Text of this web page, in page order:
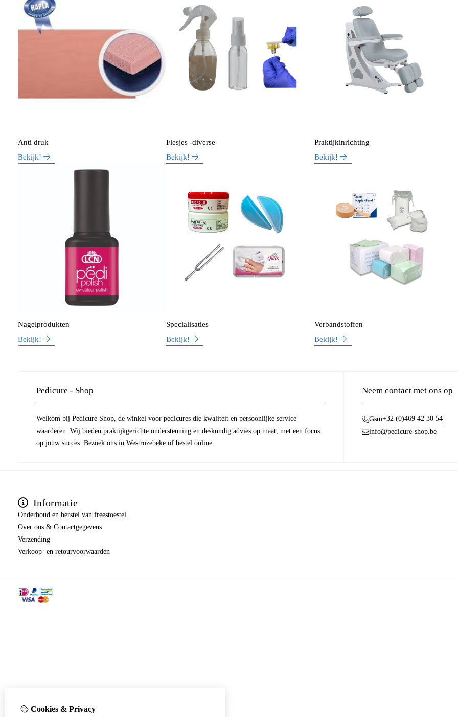
Anti druk
Bekijk!
Flesjes -diverse
Bekijk!
Praktijkinrichting
Bekijk!
Nagelprodukten
Bekijk!
Specialisaties
Bekijk!
Verbandstoffen
Bekijk!
Pedicure - Shop
Welkom bij Pedicure Shop, de winkel voor pedicures die kwaliteit en persoonlijke service
waarderen. Wij bieden praktijkgerichte ondersteuning en deskundig advies op maat, met een focus
op jouw succes. Bezoek ons in Westrozebeke of bestel online.
Neem contact met ons op
Gsm+32 (0)469 42 30 54
info@pedicure-shop.be
Informatie
Onderhoud en herstel van freestoestel.
Over ons & Contactgegevens
Verzending
​​​​​​​Verkoop- en retourvoorwaarden
Cookies & Privacy